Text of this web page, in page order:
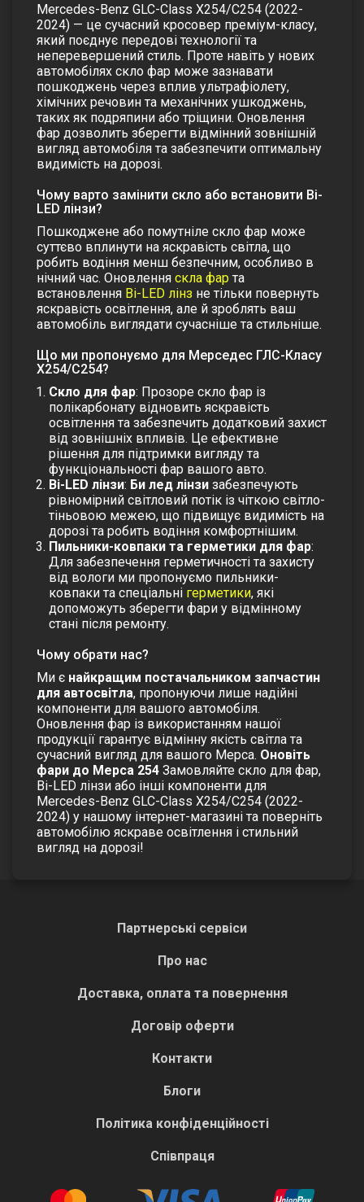
Mercedes-Benz GLC-Class X254/C254 (2022-
2024) — це сучасний кросовер преміум-класу,
який поєднує передові технології та
неперевершений стиль. Проте навіть у нових
автомобілях скло фар може зазнавати
пошкоджень через вплив ультрафіолету,
хімічних речовин та механічних ушкоджень,
таких як подряпини або тріщини. Оновлення
фар дозволить зберегти відмінний зовнішній
вигляд автомобіля та забезпечити оптимальну
видимість на дорозі.
Чому варто замінити скло або встановити Bi-
LED лінзи?
Пошкоджене або помутніле скло фар може
суттєво вплинути на яскравість світла, що
робить водіння менш безпечним, особливо в
нічний час. Оновлення скла фар та
встановлення Bi-LED лінз не тільки повернуть
яскравість освітлення, але й зроблять ваш
автомобіль виглядати сучасніше та стильніше.
Що ми пропонуємо для Мерседес ГЛС-Класу
Х254/С254?
Скло для фар: Прозоре скло фар із
полікарбонату відновить яскравість
освітлення та забезпечить додатковий захист
від зовнішніх впливів. Це ефективне
рішення для підтримки вигляду та
функціональності фар вашого авто.
Bi-LED лінзи: Би лед лінзи забезпечують
рівномірний світловий потік із чіткою світло-
тіньовою межею, що підвищує видимість на
дорозі та робить водіння комфортнішим.
Пильники-ковпаки та герметики для фар:
Для забезпечення герметичності та захисту
від вологи ми пропонуємо пильники-
ковпаки та спеціальні герметики, які
допоможуть зберегти фари у відмінному
стані після ремонту.
Чому обрати нас?
Ми є найкращим постачальником запчастин
для автосвітла, пропонуючи лише надійні
компоненти для вашого автомобіля.
Оновлення фар із використанням нашої
продукції гарантує відмінну якість світла та
сучасний вигляд для вашого Мерса. Оновіть
фари до Мерса 254 Замовляйте скло для фар,
Bi-LED лінзи або інші компоненти для
Mercedes-Benz GLC-Class X254/C254 (2022-
2024) у нашому інтернет-магазині та поверніть
автомобілю яскраве освітлення і стильний
вигляд на дорозі!
Партнерські сервіси
Про нас
Доставка, оплата та повернення
Договір оферти
Контакти
Блоги
Політика конфіденційності
Співпраця